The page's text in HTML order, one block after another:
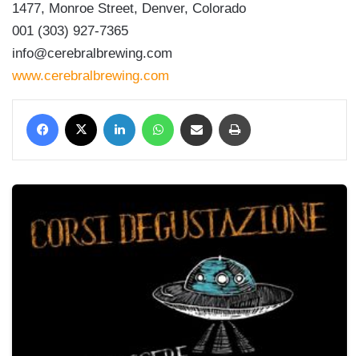
1477, Monroe Street, Denver, Colorado
001 (303) 927-7365
info@cerebralbrewing.com
www.cerebralbrewing.com
Facebook LinkedIn WhatsApp Condividi via mail